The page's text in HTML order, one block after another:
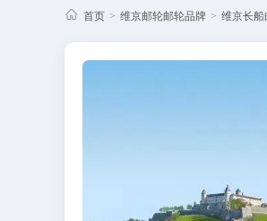
 首页 > 维京邮轮邮轮品牌 > 维京长船